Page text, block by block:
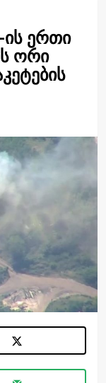
ის ერთი
ორი